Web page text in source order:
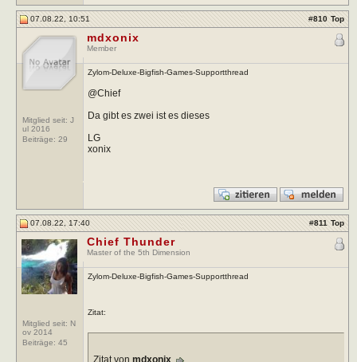
07.08.22, 10:51 #810 Top
Mitglied seit: J
ul 2016
Beiträge: 29
mdxonix
Member
Zylom-Deluxe-Bigfish-Games-Supportthread
@Chief
Da gibt es zwei ist es dieses
LG
xonix
07.08.22, 17:40 #811 Top
Mitglied seit: N
ov 2014
Beiträge: 45
Chief Thunder
Master of the 5th Dimension
Zylom-Deluxe-Bigfish-Games-Supportthread
Zitat:
Zitat von mdxonix